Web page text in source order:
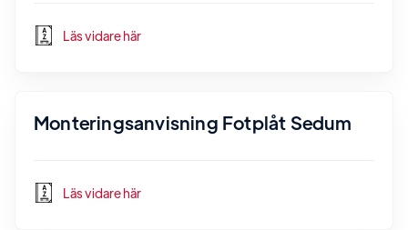
Läs vidare här
Monteringsanvisning Fotplåt Sedum
Läs vidare här